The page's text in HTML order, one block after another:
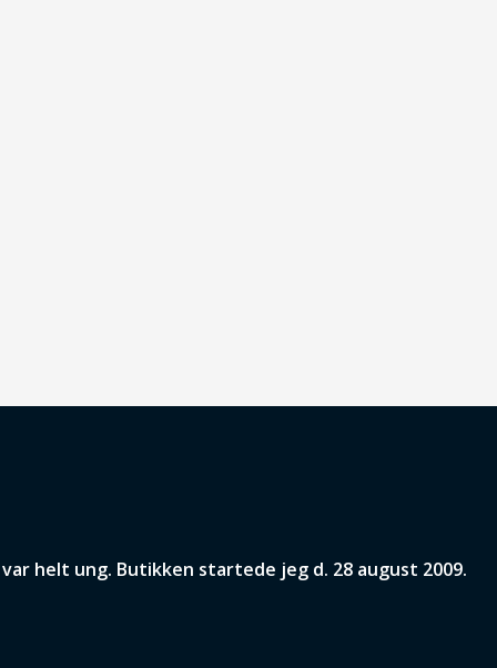
helt ung. Butikken startede jeg d. 28 august 2009.